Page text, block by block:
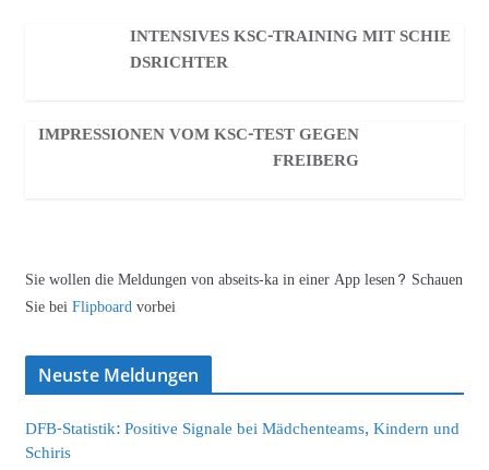
INTENSIVES KSC-TRAINING MIT SCHIE
DSRICHTER
IMPRESSIONEN VOM KSC-TEST GEGEN
FREIBERG
Sie wollen die Meldungen von abseits-ka in einer App lesen? Schauen
Sie beiFlipboardvorbei
Neuste Meldungen
DFB-Statistik: Positive Signale bei Mädchenteams, Kindern und
Schiris